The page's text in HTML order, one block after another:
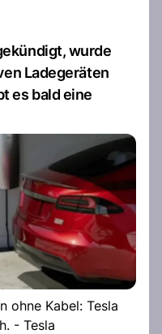
wurde
Ladegeräten
es bald eine
ohne Kabel: Tesla
- Tesla